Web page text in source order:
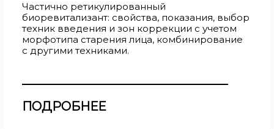
Частично ретикулированный
биоревитализант: свойства, показания, выбор
техник введения и зон коррекции с учетом
морфотипа старения лица, комбинирование
с другими техниками.
ПОДРОБНЕЕ